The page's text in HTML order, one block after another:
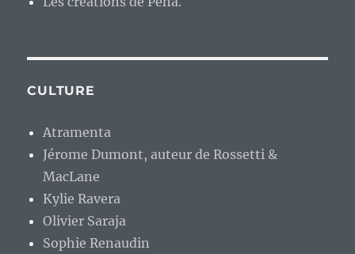
CULTURE
Atramenta
Jérome Dumont, auteur de Rossetti &
MacLane
Kylie Ravera
Olivier Saraja
Sophie Renaudin